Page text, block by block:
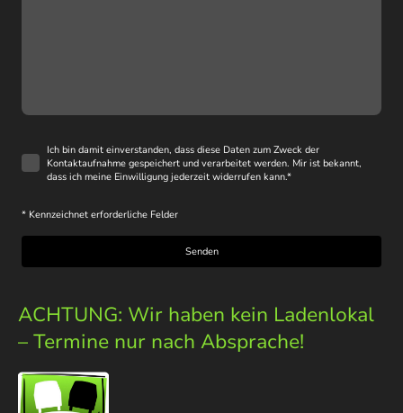
Ich bin damit einverstanden, dass diese Daten zum Zweck der
Kontaktaufnahme gespeichert und verarbeitet werden. Mir ist bekannt,
dass ich meine Einwilligung jederzeit widerrufen kann.*
* Kennzeichnet erforderliche Felder
Senden
ACHTUNG: Wir haben kein Ladenlokal
– Termine nur nach Absprache!